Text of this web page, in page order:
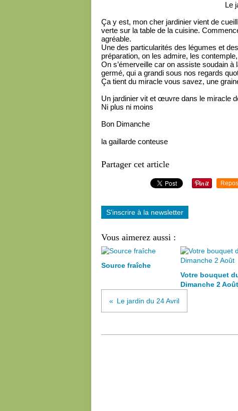
Le
Ça y est, mon cher jardinier vient de
verte sur la table de la cuisine.
agréable.
Une des particularités des légumes et
préparation, on les admire, les
On s’émerveille car on assiste soudain à
germé, qui a grandi sous nos regards
Ça tient du miracle vous savez, une
Un jardinier vit et œuvre dans le miracle
Ni plus ni moins
Bon Dimanche
la gaillarde conteuse
Partager cet article
S'inscrire à la newsletter
Vous aimerez aussi :
Source fraîche
Votre bouquet
Dimanche 2 Août
Le jardin du 24 Avril